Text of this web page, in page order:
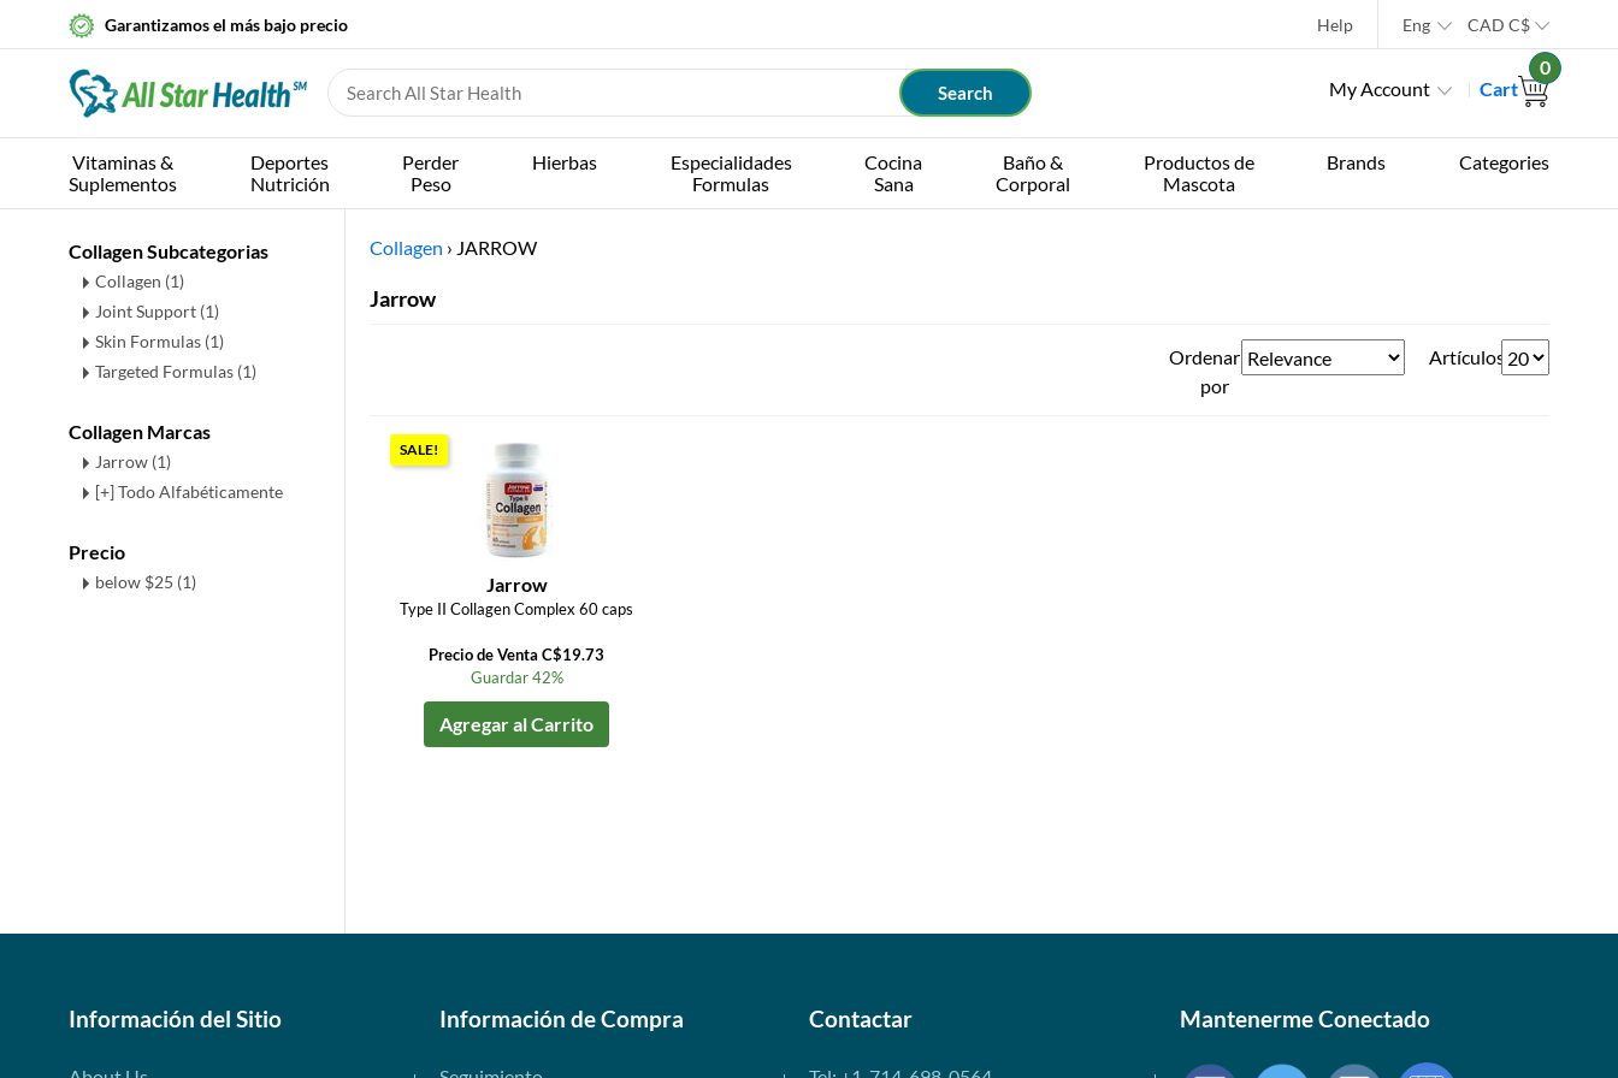
Garantizamos el más bajo precio Help Eng CAD C$
My Account Cart
0
Vitaminas &
Suplementos
Deportes
Nutrición
Perder
Peso
Hierbas
Especialidades
Formulas
Cocina
Sana
Baño &
Corporal
Productos de
Mascota
Brands Categories
Collagen Subcategorias
Collagen (1)
Joint Support (1)
Skin Formulas (1)
Targeted Formulas (1)
Collagen Marcas
Jarrow (1)
[+] Todo Alfabéticamente
Precio
below $25 (1)
Collagen › JARROW
Jarrow
Ordenar
por
Artículos
SALE!
Jarrow
Type II Collagen Complex 60 caps
Precio de Venta C$19.73
Guardar 42%
Agregar al Carrito
Información del Sitio Información de Compra Contactar Mantenerme Conectado